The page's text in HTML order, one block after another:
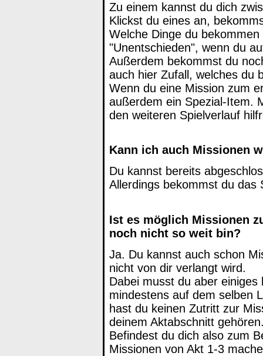
Zu einem kannst du dich
Klickst du eines an,
Welche Dinge du
"Unentschieden", wenn du
Außerdem bekommst du
auch hier Zufall, welches du
Wenn du eine Mission zum
außerdem ein Spezial-Item.
den weiteren Spielverlauf
Kann ich auch Missionen
Du kannst bereits
Allerdings bekommst du das
Ist es möglich Missionen
noch nicht so weit bin?
Ja. Du kannst auch schon
nicht von dir verlangt wird.
Dabei musst du aber
mindestens auf dem selben
hast du keinen Zutritt zur
deinem Aktabschnitt
Befindest du dich also zum
Missionen von Akt 1-3